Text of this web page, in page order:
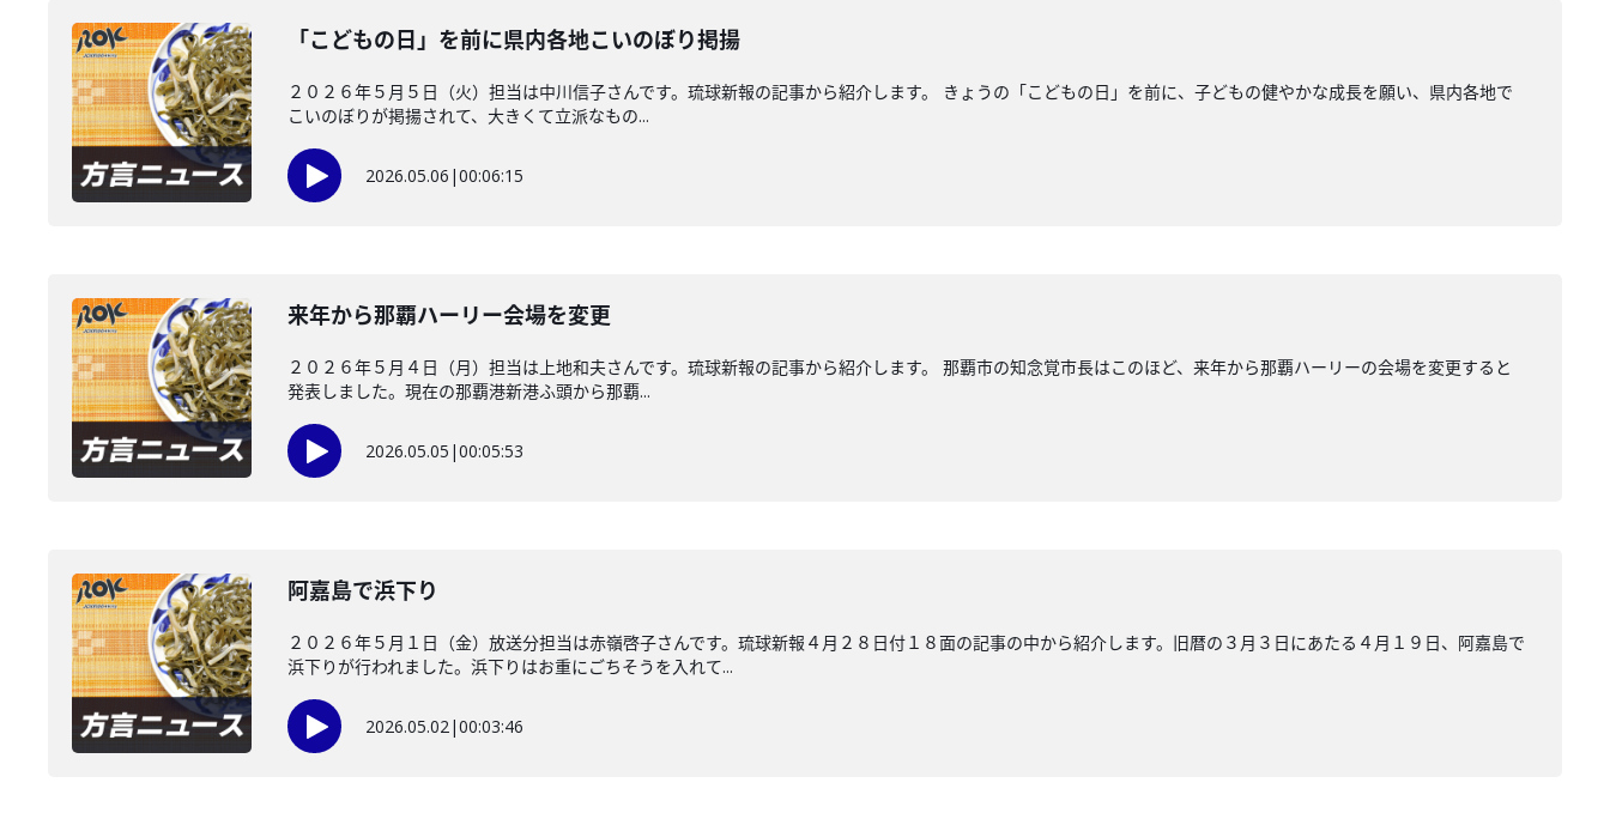
「こどもの日」を前に県内各地こいのぼり掲揚
２０２６年５月５日（火）担当は中川信子さんです。琉球新報の記事から紹介します。 きょうの「こどもの日」を前に、子どもの健やかな成長を願い、県内各地で
こいのぼりが掲揚されて、大きくて立派なもの...
2026.05.06 |00:06:15
来年から那覇ハーリー会場を変更
２０２６年５月４日（月）担当は上地和夫さんです。琉球新報の記事から紹介します。 那覇市の知念覚市長はこのほど、来年から那覇ハーリーの会場を変更すると
発表しました。現在の那覇港新港ふ頭から那覇...
2026.05.05 |00:05:53
阿嘉島で浜下り
２０２６年５月１日（金）放送分担当は赤嶺啓子さんです。琉球新報４月２８日付１８面の記事の中から紹介します。旧暦の３月３日にあたる４月１９日、阿嘉島で
浜下りが行われました。浜下りはお重にごちそうを入れて...
2026.05.02|00:03:46